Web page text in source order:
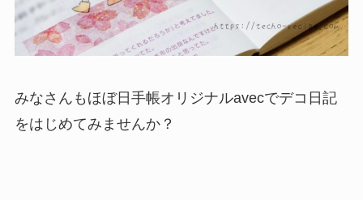
みなさんもほぼ日手帳オリジナルavecでデコ日記
をはじめてみませんか？